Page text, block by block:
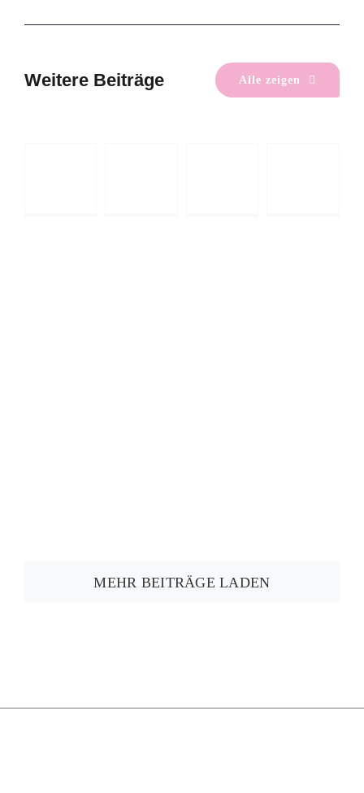
Weitere Beiträge Alle zeigen
Wärmeplanung
Gemeinsam
mit
Rückblick:
Tag
MEHR BEITRÄGE LADEN